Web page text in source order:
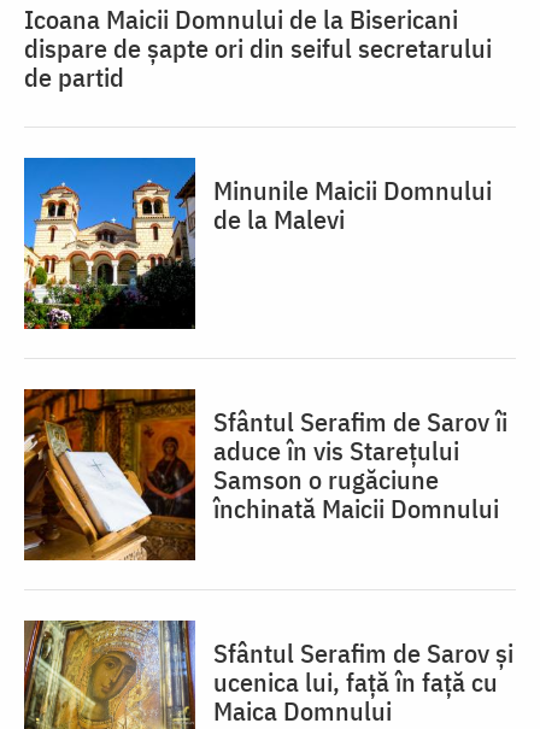
Icoana Maicii Domnului de la Bisericani
dispare de șapte ori din seiful secretarului
de partid
Minunile Maicii Domnului
de la Malevi
Sfântul Serafim de Sarov îi
aduce în vis Starețului
Samson o rugăciune
închinată Maicii Domnului
Sfântul Serafim de Sarov și
ucenica lui, față în față cu
Maica Domnului